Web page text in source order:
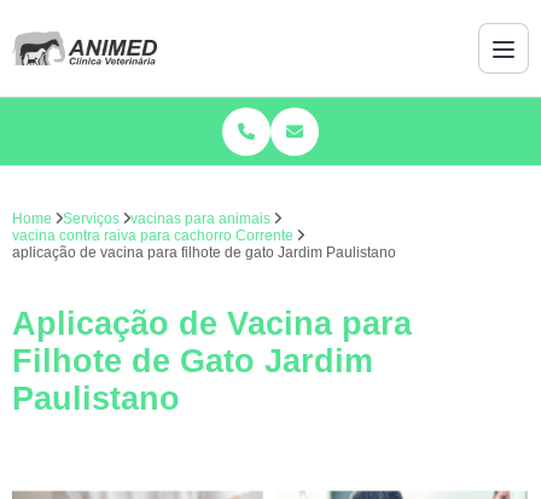
Home Serviços
vacinas para animais
vacina contra raiva para cachorro Corrente
aplicação de vacina para filhote de gato Jardim Paulistano
Aplicação de Vacina para
Filhote de Gato Jardim
Paulistano